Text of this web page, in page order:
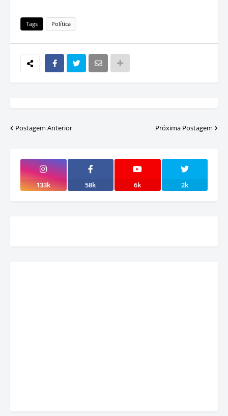
Tags Política
Postagem Anterior Próxima Postagem
133k 58k 6k 2k